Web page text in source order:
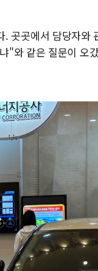
곳곳에서 담당자와
"와 같은 질문이 오